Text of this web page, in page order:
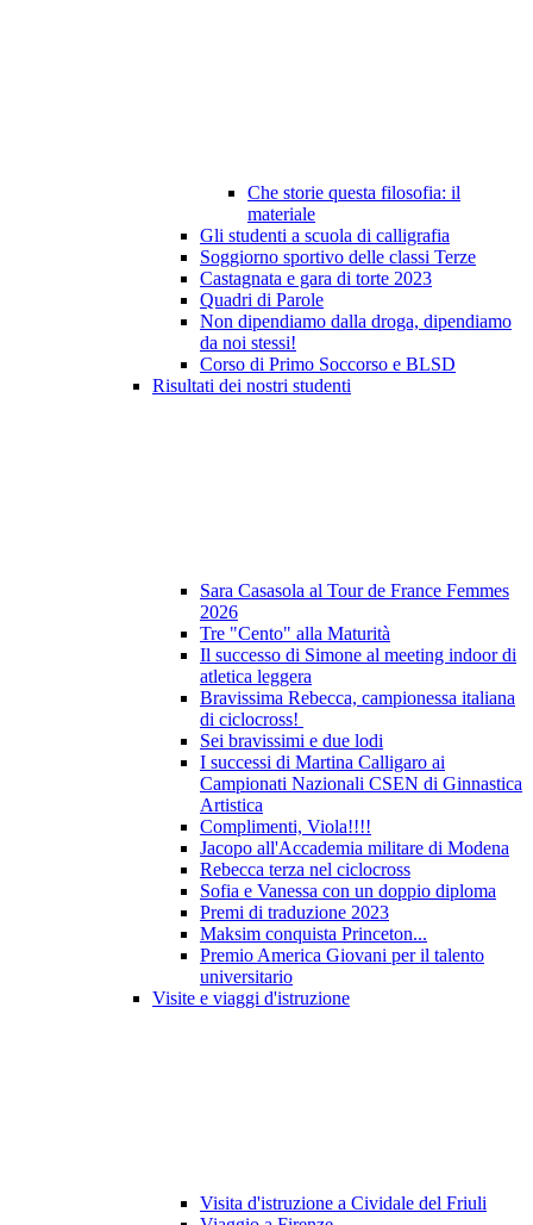
Che storie questa filosofia: il
materiale
Gli studenti a scuola di calligrafia
Soggiorno sportivo delle classi Terze
Castagnata e gara di torte 2023
Quadri di Parole
Non dipendiamo dalla droga, dipendiamo
da noi stessi!
Corso di Primo Soccorso e BLSD
Risultati dei nostri studenti
Sara Casasola al Tour de France Femmes
2026
Tre "Cento" alla Maturità
Il successo di Simone al meeting indoor di
atletica leggera
Bravissima Rebecca, campionessa italiana
di ciclocross!
Sei bravissimi e due lodi
I successi di Martina Calligaro ai
Campionati Nazionali CSEN di Ginnastica
Artistica
Complimenti, Viola!!!!
Jacopo all'Accademia militare di Modena
Rebecca terza nel ciclocross
Sofia e Vanessa con un doppio diploma
Premi di traduzione 2023
Maksim conquista Princeton...
Premio America Giovani per il talento
universitario
Visite e viaggi d'istruzione
Visita d'istruzione a Cividale del Friuli